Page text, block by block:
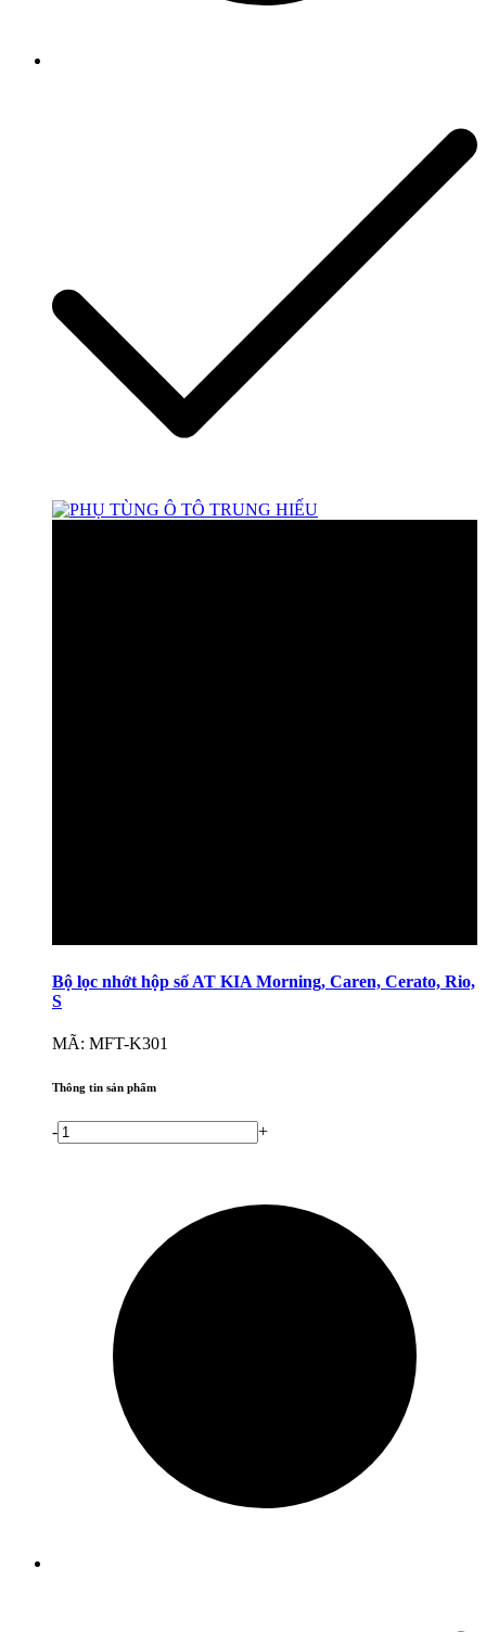
Bộ lọc nhớt hộp số AT KIA Morning, Caren, Cerato, Rio,
S
MÃ: MFT-K301
Thông tin sản phẩm
- +